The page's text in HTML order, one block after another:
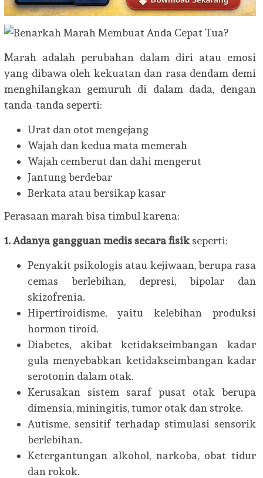
Marah adalah perubahan dalam diri atau emosi
yang dibawa oleh kekuatan dan rasa dendam demi
menghilangkan gemuruh di dalam dada, dengan
tanda-tanda seperti:
Urat dan otot mengejang
Wajah dan kedua mata memerah
Wajah cemberut dan dahi mengerut
Jantung berdebar
Berkata atau bersikap kasar
Perasaan marah bisa timbul karena:
1. Adanya gangguan medis secara fisikseperti:
Penyakit psikologis atau kejiwaan, berupa rasa
cemas berlebihan, depresi, bipolar dan
skizofrenia.
Hipertiroidisme, yaitu kelebihan produksi
hormon tiroid.
Diabetes, akibat ketidakseimbangan kadar
gula menyebabkan ketidakseimbangan kadar
serotonin dalam otak.
Kerusakan sistem saraf pusat otak berupa
dimensia, miningitis, tumor otak dan stroke.
Autisme, sensitif terhadap stimulasi sensorik
berlebihan.
Ketergantungan alkohol, narkoba, obat tidur
dan rokok.